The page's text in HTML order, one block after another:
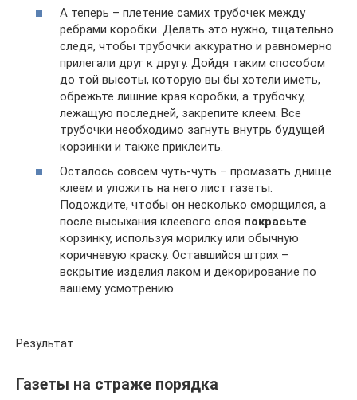
А теперь – плетение самих трубочек между
ребрами коробки. Делать это нужно, тщательно
следя, чтобы трубочки аккуратно и равномерно
прилегали друг к другу. Дойдя таким способом
до той высоты, которую вы бы хотели иметь,
обрежьте лишние края коробки, а трубочку,
лежащую последней, закрепите клеем. Все
трубочки необходимо загнуть внутрь будущей
корзинки и также приклеить.
Осталось совсем чуть-чуть – промазать днище
клеем и уложить на него лист газеты.
Подождите, чтобы он несколько сморщился, а
после высыхания клеевого слоя покрасьте
корзинку, используя морилку или обычную
коричневую краску. Оставшийся штрих –
вскрытие изделия лаком и декорирование по
вашему усмотрению.
Результат
Газеты на страже порядка